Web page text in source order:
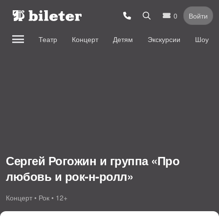
0 Войти
Театр Концерт Детям Экскурсии Шоу
Сергей Рогожин и группа «Про
любовь и рок-н-ролл»
Концерт • Рок • 12+